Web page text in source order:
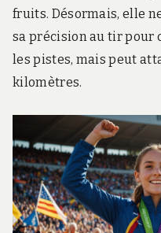
fruits. Désormais, elle
sa précision au tir pour
les pistes, mais peut
kilomètres.